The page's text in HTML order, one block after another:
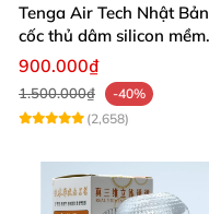
Tenga Air Tech Nhật Bản
cốc thủ dâm silicon mềm
mại trải nghiệm tuyệt vời
900.000₫
1.500.000₫
-40%
(2,658)